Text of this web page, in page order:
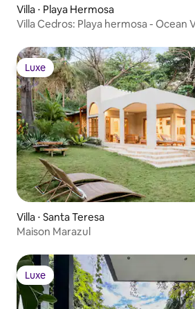
Villa ⋅ Playa Hermosa
Villa Cedros: Playa hermosa - Ocean
Luxe
Luxe
Villa ⋅ Santa Teresa
Maison Marazul
Luxe
Luxe